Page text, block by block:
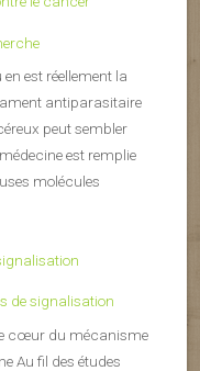
est réellement la
antiparasitaire
peut sembler
est remplie
molécules
de signalisation
cœur du mécanisme
Au fil des études